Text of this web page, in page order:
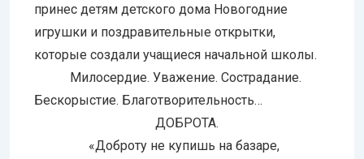
принес детям детского дома Новогодние
игрушки и поздравительные открытки,
которые создали учащиеся начальной школы.
Милосердие. Уважение. Сострадание.
Бескорыстие. Благотворительность…
ДОБРОТА.
«Доброту не купишь на базаре,